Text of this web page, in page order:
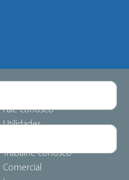
Fale conosco
Utilidades
Trabalhe conosco
Comercial